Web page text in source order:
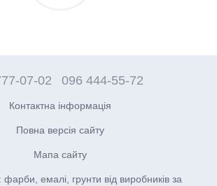
07-02 096 444-55-72
Контактна інформація
Повна версія сайту
Мапа сайту
емалі, грунти від виробників за